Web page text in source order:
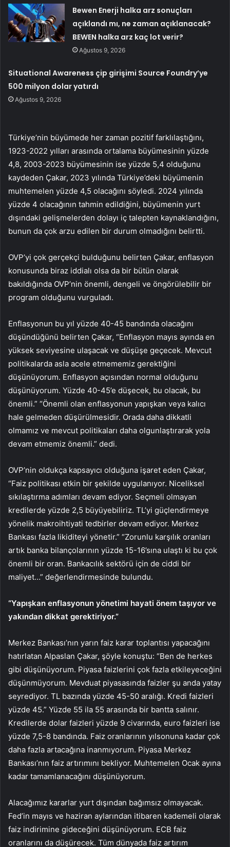
Bewen Enerji halka arz sonuçları
açıklandı mı, ne zaman açıklanacak?
BEWEN halka arz kaç lot verir?
Ağustos 9, 2026
Situational Awareness çip girişimi Source Foundry’ye
500 milyon dolar yatırdı
Ağustos 9, 2026
Türkiye’nin büyümede her zaman pozitif farklılaştığını,
1923-2022 yılları arasında ortalama büyümesinin yüzde
4,8, 2003-2023 büyümesinin ise yüzde 5,4 olduğunu
kaydeden Çakar, 2023 yılında Türkiye’deki büyümenin
muhtemelen yüzde 4,5 olacağını söyledi. 2024 yılında
yüzde 4 olacağının tahmin edildiğini, büyümenin yurt
dışındaki gelişmelerden dolayı iç talepten kaynaklandığını,
bunun da çok arzu edilen bir durum olmadığını belirtti.
OVP’yi çok gerçekçi bulduğunu belirten Çakar, enflasyon
konusunda biraz iddialı olsa da bir bütün olarak
bakıldığında OVP’nin önemli, dengeli ve öngörülebilir bir
program olduğunu vurguladı.
Enflasyonun bu yıl yüzde 40-45 bandında olacağını
düşündüğünü belirten Çakar, “Enflasyon mayıs ayında en
yüksek seviyesine ulaşacak ve düşüşe geçecek. Mevcut
politikalarda asla acele etmememiz gerektiğini
düşünüyorum. Enflasyon açısından normal olduğunu
düşünüyorum. Yüzde 40-45’e düşecek, bu olacak, bu
önemli.” “Önemli olan enflasyonun yapışkan veya kalıcı
hale gelmeden düşürülmesidir. Orada daha dikkatli
olmamız ve mevcut politikaları daha olgunlaştırarak yola
devam etmemiz önemli.” dedi.
OVP’nin oldukça kapsayıcı olduğuna işaret eden Çakar,
“Faiz politikası etkin bir şekilde uygulanıyor. Niceliksel
sıkılaştırma adımları devam ediyor. Seçmeli olmayan
kredilerde yüzde 2,5 büyüyebiliriz. TL’yi güçlendirmeye
yönelik makroihtiyati tedbirler devam ediyor. Merkez
Bankası fazla likiditeyi yönetir.” “Zorunlu karşılık oranları
artık banka bilançolarının yüzde 15-16’sına ulaştı ki bu çok
önemli bir oran. Bankacılık sektörü için de ciddi bir
maliyet…” değerlendirmesinde bulundu.
“Yapışkan enflasyonun yönetimi hayati önem taşıyor ve
yakından dikkat gerektiriyor.”
Merkez Bankası’nın yarın faiz karar toplantısı yapacağını
hatırlatan Alpaslan Çakar, şöyle konuştu: “Ben de herkes
gibi düşünüyorum. Piyasa faizlerini çok fazla etkileyeceğini
düşünmüyorum. Mevduat piyasasında faizler şu anda yatay
seyrediyor. TL bazında yüzde 45-50 aralığı. Kredi faizleri
yüzde 45.” Yüzde 55 ila 55 arasında bir bantta salınır.
Kredilerde dolar faizleri yüzde 9 civarında, euro faizleri ise
yüzde 7,5-8 bandında. Faiz oranlarının yılsonuna kadar çok
daha fazla artacağına inanmıyorum. Piyasa Merkez
Bankası’nın faiz artırımını bekliyor. Muhtemelen Ocak ayına
kadar tamamlanacağını düşünüyorum.
Alacağımız kararlar yurt dışından bağımsız olmayacak.
Fed’in mayıs ve haziran aylarından itibaren kademeli olarak
faiz indirimine gideceğini düşünüyorum. ECB faiz
oranlarını da düşürecek. Tüm dünyada faiz artırım